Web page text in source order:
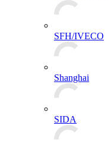
SFH/IVECO
Shanghai
SIDA